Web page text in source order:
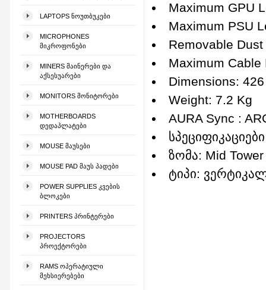
LAPTOPS ᲜᲝᲣᲗᲑᲣᲙᲔᲑᲘ
MICROPHONES
ᲛᲘᲙᲠᲝᲤᲝᲜᲔᲑᲘ
MINERS ᲛᲐᲘᲜᲔᲠᲔᲑᲘ ᲓᲐ
ᲐᲥᲡᲔᲡᲣᲐᲠᲔᲑᲘ
MONITORS ᲛᲝᲜᲘᲢᲝᲠᲔᲑᲘ
MOTHERBOARDS
ᲓᲔᲓᲐᲞᲚᲐᲢᲔᲑᲘ
MOUSE ᲛᲐᲣᲡᲔᲑᲘ
MOUSE PAD ᲛᲐᲣᲡ ᲞᲐᲓᲔᲑᲘ
POWER SUPPLIES ᲙᲕᲔᲑᲘᲡ
ᲑᲚᲝᲙᲔᲑᲘ
PRINTERS ᲞᲠᲘᲜᲢᲔᲠᲔᲑᲘ
PROJECTORS
ᲞᲠᲝᲔᲥᲢᲝᲠᲔᲑᲘ
RAMS ᲝᲞᲔᲠᲐᲢᲘᲣᲚᲘ
ᲛᲔᲮᲡᲘᲔᲠᲔᲑᲔᲑᲘ
Maximum GPU
Maximum PSU
Removable
Maximum Cable
Dimensions:
Weight: 7.2 Kg
AURA Sync :
სპეციფიკაციები
ზომა: Mid Tower
ტიპი: